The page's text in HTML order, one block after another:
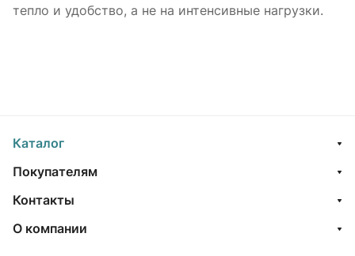
тепло и удобство, а не на интенсивные нагрузки.
Каталог
Покупателям
Контакты
О компании